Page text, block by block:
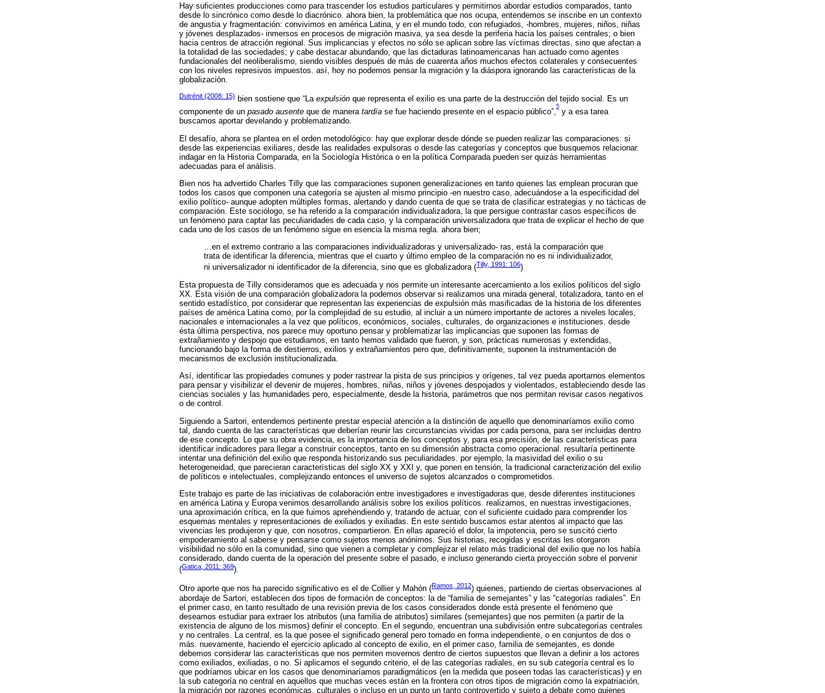
Hay suficientes producciones como para trascender los estudios particulares y permitirnos abordar estudios comparados, tanto
desde lo sincrónico como desde lo diacrónico. ahora bien, la problemática que nos ocupa, entendemos se inscribe en un contexto
de angustia y fragmentación: convivimos en américa Latina, y en el mundo todo, con refugiados, -hombres, mujeres, niños, niñas
y jóvenes desplazados- inmersos en procesos de migración masiva, ya sea desde la periferia hacia los países centrales; o bien
hacia centros de atracción regional. Sus implicancias y efectos no sólo se aplican sobre las víctimas directas, sino que afectan a
la totalidad de las sociedades; y cabe destacar abundando, que las dictaduras latinoamericanas han actuado como agentes
fundacionales del neoliberalismo, siendo visibles después de más de cuarenta años muchos efectos colaterales y consecuentes
con los niveles represivos impuestos. así, hoy no podemos pensar la migración y la diáspora ignorando las características de la
globalización.
Dutrénit (2008: 15) bien sostiene que “La expulsión que representa el exilio es una parte de la destrucción del tejido social. Es un
componente de un pasado ausente que de manera tardía se fue haciendo presente en el espacio público”,
5
y a esa tarea
buscamos aportar develando y problematizando.
El desafío, ahora se plantea en el orden metodológico: hay que explorar desde dónde se pueden realizar las comparaciones: si
desde las experiencias exiliares, desde las realidades expulsoras o desde las categorías y conceptos que busquemos relacionar.
indagar en la Historia Comparada, en la Sociología Histórica o en la política Comparada pueden ser quizás herramientas
adecuadas para el análisis.
Bien nos ha advertido Charles Tilly que las comparaciones suponen generalizaciones en tanto quienes las emplean procuran que
todos los casos que componen una categoría se ajusten al mismo principio -en nuestro caso, adecuándose a la especificidad del
exilio político- aunque adopten múltiples formas, alertando y dando cuenta de que se trata de clasificar estrategias y no tácticas de
comparación. Este sociólogo, se ha referido a la comparación individualizadora, la que persigue contrastar casos específicos de
un fenómeno para captar las peculiaridades de cada caso, y la comparación universalizadora que trata de explicar el hecho de que
cada uno de los casos de un fenómeno sigue en esencia la misma regla. ahora bien;
…en el extremo contrario a las comparaciones individualizadoras y universalizado- ras, está la comparación que
trata de identificar la diferencia, mientras que el cuarto y último empleo de la comparación no es ni individualizador,
ni universalizador ni identificador de la diferencia, sino que es globalizadora (Tilly, 1991: 106)
Esta propuesta de Tilly consideramos que es adecuada y nos permite un interesante acercamiento a los exilios políticos del siglo
XX. Esta visión de una comparación globalizadora la podemos observar si realizamos una mirada general, totalizadora, tanto en el
sentido estadístico, por considerar que representan las experiencias de expulsión más masificadas de la historia de los diferentes
países de américa Latina como, por la complejidad de su estudio, al incluir a un número importante de actores a niveles locales,
nacionales e internacionales a la vez que políticos, económicos, sociales, culturales, de organizaciones e instituciones. desde
ésta última perspectiva, nos parece muy oportuno pensar y problematizar las implicancias que suponen las formas de
extrañamiento y despojo que estudiamos, en tanto hemos validado que fueron, y son, prácticas numerosas y extendidas,
funcionando bajo la forma de destierros, exilios y extrañamientos pero que, definitivamente, suponen la instrumentación de
mecanismos de exclusión institucionalizada.
Así, identificar las propiedades comunes y poder rastrear la pista de sus principios y orígenes, tal vez pueda aportarnos elementos
para pensar y visibilizar el devenir de mujeres, hombres, niñas, niños y jóvenes despojados y violentados, estableciendo desde las
ciencias sociales y las humanidades pero, especialmente, desde la historia, parámetros que nos permitan revisar casos negativos
o de control.
Siguiendo a Sartori, entendemos pertinente prestar especial atención a la distinción de aquello que denominaríamos exilio como
tal, dando cuenta de las características que deberían reunir las circunstancias vividas por cada persona, para ser incluidas dentro
de ese concepto. Lo que su obra evidencia, es la importancia de los conceptos y, para esa precisión, de las características para
identificar indicadores para llegar a construir conceptos, tanto en su dimensión abstracta como operacional. resultaría pertinente
intentar una definición del exilio que responda historizando sus peculiaridades. por ejemplo, la masividad del exilio o su
heterogeneidad, que parecieran características del siglo XX y XXI y, que ponen en tensión, la tradicional caracterización del exilio
de políticos e intelectuales, complejizando entonces el universo de sujetos alcanzados o comprometidos.
Este trabajo es parte de las iniciativas de colaboración entre investigadores e investigadoras que, desde diferentes instituciones
en américa Latina y Europa venimos desarrollando análisis sobre los exilios políticos. realizamos, en nuestras investigaciones,
una aproximación crítica, en la que fuimos aprehendiendo y, tratando de actuar, con el suficiente cuidado para comprender los
esquemas mentales y representaciones de exiliados y exiliadas. En este sentido buscamos estar atentos al impacto que las
vivencias les produjeron y que, con nosotros, compartieron. En ellas apareció el dolor, la impotencia, pero se suscitó cierto
empoderamiento al saberse y pensarse como sujetos menos anónimos. Sus historias, recogidas y escritas les otorgaron
visibilidad no sólo en la comunidad, sino que vienen a completar y complejizar el relato más tradicional del exilio que no los había
considerado, dando cuenta de la operación del presente sobre el pasado, e incluso generando cierta proyección sobre el porvenir
(Gatica, 2011: 369).
Otro aporte que nos ha parecido significativo es el de Collier y Mahón (Ramos, 2012) quienes, partiendo de ciertas observaciones al
abordaje de Sartori, establecen dos tipos de formación de conceptos: la de “familia de semejantes” y las “categorías radiales”. En
el primer caso, en tanto resultado de una revisión previa de los casos considerados donde está presente el fenómeno que
deseamos estudiar para extraer los atributos (una familia de atributos) similares (semejantes) que nos permiten (a partir de la
existencia de alguno de los mismos) definir el concepto. En el segundo, encuentran una subdivisión entre subcategorías centrales
y no centrales. La central, es la que posee el significado general pero tomado en forma independiente, o en conjuntos de dos o
más. nuevamente, haciendo el ejercicio aplicado al concepto de exilio, en el primer caso, familia de semejantes, es donde
debemos considerar las características que nos permiten movernos dentro de ciertos supuestos que llevan a definir a los actores
como exiliados, exiliadas, o no. Si aplicamos el segundo criterio, el de las categorías radiales, en su sub categoría central es lo
que podríamos ubicar en los casos que denominaríamos paradigmáticos (en la medida que poseen todas las características) y en
la sub categoría no central en aquellos que muchas veces están en la frontera con otros tipos de migración como la expatriación,
la migración por razones económicas, culturales o incluso en un punto un tanto controvertido y sujeto a debate como quienes